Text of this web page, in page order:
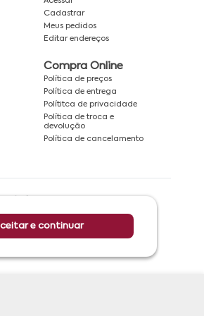
Aceitar e continuar
Cadastrar
Meus pedidos
Editar endereços
Compra Online
Política de preços
Política de entrega
Polítitca de privacidade
Política de troca e
devolução
Política de cancelamento